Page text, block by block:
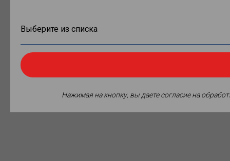
Нажимая на кнопку, вы даете согласие на